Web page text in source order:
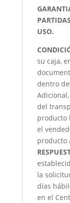
USO.
su caja,
dentro
del
producto
el
producto
la
días
en el